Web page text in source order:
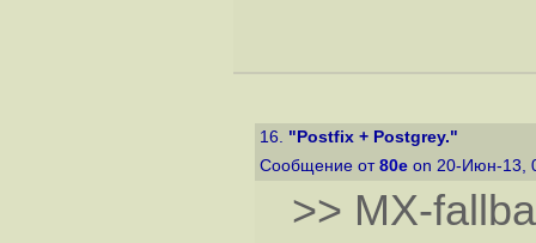
16. "Postfix + Postgrey."
Сообщение от 80е on 20-Июн-13,
>> MX-